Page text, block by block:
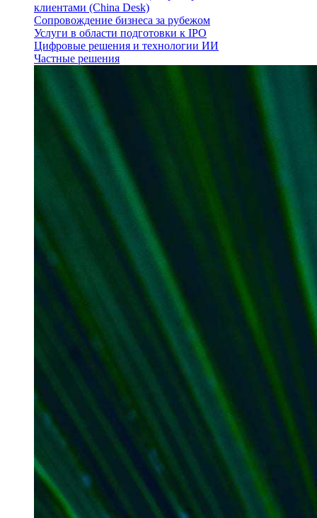
клиентами (China Desk)
Сопровождение бизнеса за рубежом
Услуги в области подготовки к IPO
Цифровые решения и технологии ИИ
Частные решения